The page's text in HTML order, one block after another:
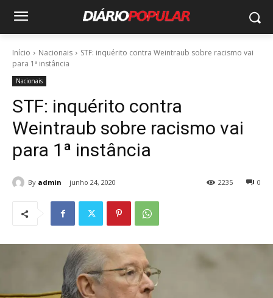
Início Nacionais
STF: inquérito contra Weintraub sobre racismo vai
para 1ª instância
Nacionais
STF: inquérito contra
Weintraub sobre racismo vai
para 1ª instância
By admin junho 24, 2020 0
2235